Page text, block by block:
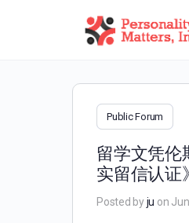
Public Forum
留学文凭伦
实留信认证
Posted byju on